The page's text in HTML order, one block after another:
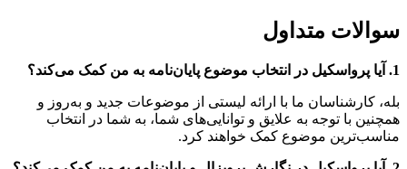
سوالات متداول
1. آیا پرواسکیل در انتخاب موضوع پایان‌نامه به من کمک می‌کند؟
بله، کارشناسان ما با ارائه لیستی از موضوعات جدید و به‌روز و
همچنین با توجه به علایق و توانایی‌های شما، به شما در انتخاب
مناسب‌ترین موضوع کمک خواهند کرد.